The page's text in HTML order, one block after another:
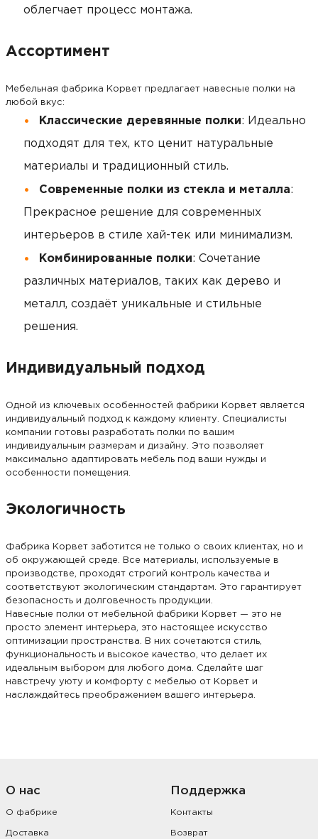
облегчает процесс монтажа.
Ассортимент
Мебельная фабрика Корвет предлагает навесные полки на
любой вкус:
Классические деревянные полки: Идеально
подходят для тех, кто ценит натуральные
материалы и традиционный стиль.
Современные полки из стекла и металла:
Прекрасное решение для современных
интерьеров в стиле хай-тек или минимализм.
Комбинированные полки: Сочетание
различных материалов, таких как дерево и
металл, создаёт уникальные и стильные
решения.
Индивидуальный подход
Одной из ключевых особенностей фабрики Корвет является
индивидуальный подход к каждому клиенту. Специалисты
компании готовы разработать полки по вашим
индивидуальным размерам и дизайну. Это позволяет
максимально адаптировать мебель под ваши нужды и
особенности помещения.
Экологичность
Фабрика Корвет заботится не только о своих клиентах, но и
об окружающей среде. Все материалы, используемые в
производстве, проходят строгий контроль качества и
соответствуют экологическим стандартам. Это гарантирует
безопасность и долговечность продукции.
Навесные полки от мебельной фабрики Корвет — это не
просто элемент интерьера, это настоящее искусство
оптимизации пространства. В них сочетаются стиль,
функциональность и высокое качество, что делает их
идеальным выбором для любого дома. Сделайте шаг
навстречу уюту и комфорту с мебелью от Корвет и
наслаждайтесь преображением вашего интерьера.
О нас
О фабрике
Доставка
Поддержка
Контакты
Возврат